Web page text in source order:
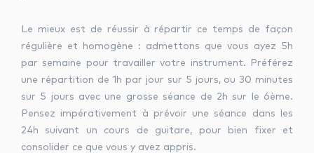
Le mieux est de réussir à répartir ce temps de façon
régulière et homogène : admettons que vous ayez 5h
par semaine pour travailler votre instrument. Préférez
une répartition de 1h par jour sur 5 jours, ou 30 minutes
sur 5 jours avec une grosse séance de 2h sur le 6ème.
Pensez impérativement à prévoir une séance dans les
24h suivant un cours de guitare, pour bien fixer et
consolider ce que vous y avez appris.